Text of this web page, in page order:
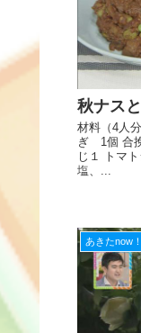
秋ナス
材料（4人
ぎ 1個 合
じ１ トマ
塩、...
あきたnow！